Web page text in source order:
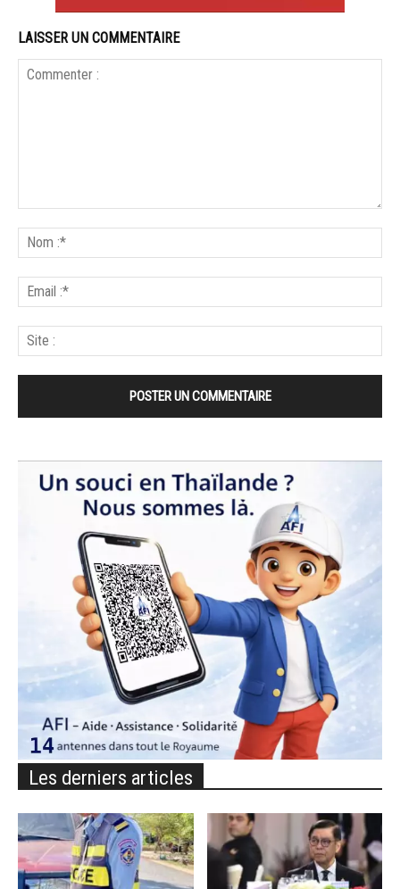
LAISSER UN COMMENTAIRE
Les derniers articles